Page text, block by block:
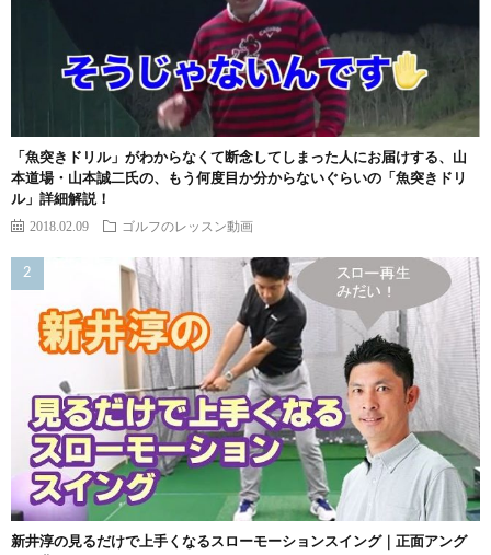
「魚突きドリル」がわからなくて断念してしまった人にお届けする、山
本道場・山本誠二氏の、もう何度目か分からないぐらいの「魚突きドリ
ル」詳細解説！
2018.02.09 ゴルフのレッスン動画
新井淳の見るだけで上手くなるスローモーションスイング｜正面アング